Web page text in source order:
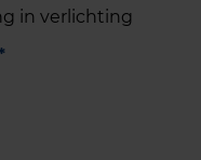
in verlichting